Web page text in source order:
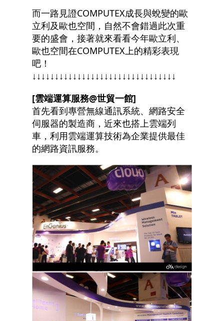
而一路見證COMPUTEX成長與蛻變的歐
立利及歐也空間，自然不會錯過此次重
要的盛會，接著就來看看今年歐立利、
歐也空間在COMPUTEX上的精彩表現
吧！
↓↓↓↓↓↓↓↓↓↓↓↓↓↓↓↓↓↓↓↓↓↓↓↓↓↓↓↓↓↓↓↓
[雲端運算服務@世貿一館]
首先看到專營無線通訊系統、網路安全
伺服器的製造商，近來也搭上雲端列
車，利用雲端運算技術為企業提供最佳
的網路資訊服務。